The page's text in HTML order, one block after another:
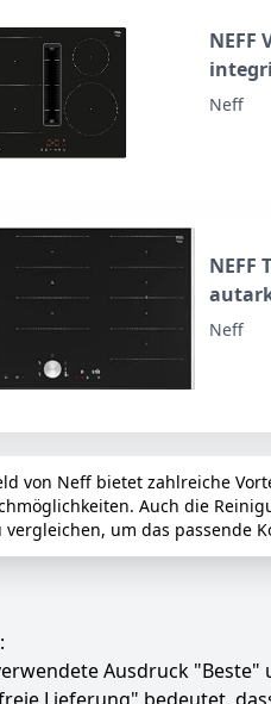
NEFF
Neff
NEFF
Twist
Neff
von Neff bietet zahlreiche
Auch die
vergleichen, um das passende
:
Ausdruck "Beste"
Lieferung" bedeutet,